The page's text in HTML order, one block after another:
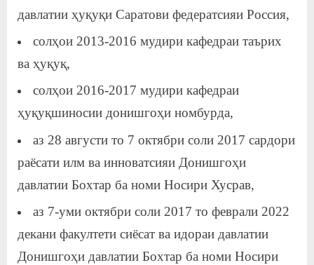
давлатии ҳуқуқи Саратови федератсияи Россия,
солҳои 2013-2016 мудири кафедраи таърих
ва ҳуқуқ,
солҳои 2016-2017 мудири кафедраи
ҳуқуқшиносии донишгоҳи номбурда,
аз 28 августи то 7 октябри соли 2017 сардори
раёсати илм ва инноватсияи Донишгоҳи
давлатии Бохтар ба номи Носири Хусрав,
аз 7-уми октябри соли 2017 то феврали 2022
декани факултети сиёсат ва идораи давлатии
Донишгоҳи давлатии Бохтар ба номи Носири